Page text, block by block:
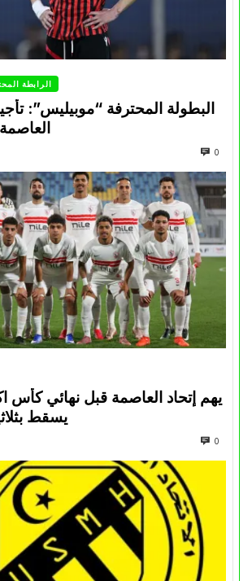
الرابطة
البطولة المحترفة “موبيليس”:
0
يهم إتحاد العاصمة قبل نهائي كأس
0